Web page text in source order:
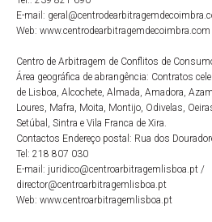
E-mail:
Web: www.centrodearbitragemdecoimbra.com
Centro de Arbitragem de Conflitos de
Área geográfica de abrangência: Contratos
de Lisboa, Alcochete, Almada, Amadora,
Loures, Mafra, Moita, Montijo, Odivelas,
Setúbal, Sintra e Vila Franca de Xira.
Contactos Endereço postal: Rua dos
Tel: 218 807 030
E-mail: juridico@centroarbitragemlisboa.pt /
director@centroarbitragemlisboa.pt
Web: www.centroarbitragemlisboa.pt